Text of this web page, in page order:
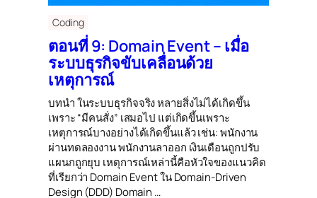
Coding
ตอนที่ 9: Domain Event – เมื่อ
ระบบธุรกิจขับเคลื่อนด้วย
เหตุการณ์
บทนำ ในระบบธุรกิจจริง หลายสิ่งไม่ได้เกิดขึ้น
เพราะ “มีคนสั่ง” เสมอไป แต่เกิดขึ้นเพราะ
เหตุการณ์บางอย่างได้เกิดขึ้นแล้ว เช่น: พนักงาน
ผ่านทดลองงาน พนักงานลาออก เงินเดือนถูกปรับ
แผนกถูกยุบ เหตุการณ์เหล่านี้คือหัวใจของแนวคิด
ที่เรียกว่า Domain Event ใน Domain-Driven
Design (DDD) Domain …